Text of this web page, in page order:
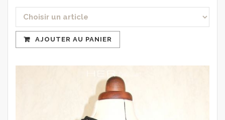
AJOUTER AU PANIER